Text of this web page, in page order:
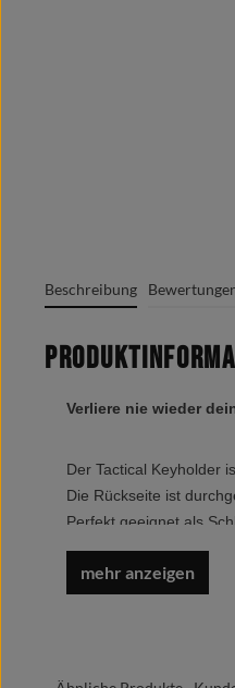
Beschreibung
Verliere nie wieder
Der Tactical Keyholder
Die Rückseite ist
Perfekt geeignet als
Produktgröße: 9,5 x 2cm